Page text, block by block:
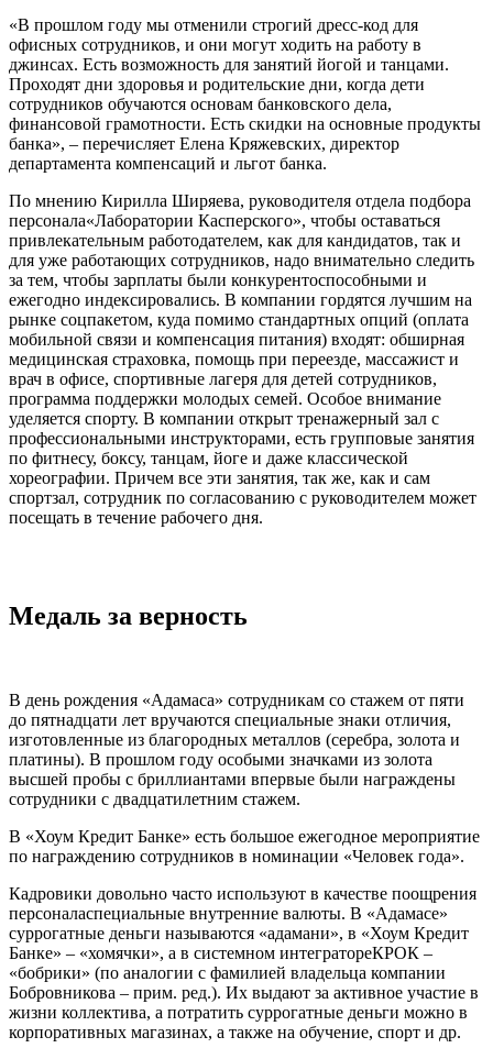
«В прошлом году мы отменили строгий дресс-код для
офисных сотрудников, и они могут ходить на работу в
джинсах. Есть возможность для занятий йогой и танцами.
Проходят дни здоровья и родительские дни, когда дети
сотрудников обучаются основам банковского дела,
финансовой грамотности. Есть скидки на основные продукты
банка», – перечисляет Елена Кряжевских, директор
департамента компенсаций и льгот банка.
По мнению Кирилла Ширяева, руководителя отдела подбора
персонала«Лаборатории Касперского», чтобы оставаться
привлекательным работодателем, как для кандидатов, так и
для уже работающих сотрудников, надо внимательно следить
за тем, чтобы зарплаты были конкурентоспособными и
ежегодно индексировались. В компании гордятся лучшим на
рынке соцпакетом, куда помимо стандартных опций (оплата
мобильной связи и компенсация питания) входят: обширная
медицинская страховка, помощь при переезде, массажист и
врач в офисе, спортивные лагеря для детей сотрудников,
программа поддержки молодых семей. Особое внимание
уделяется спорту. В компании открыт тренажерный зал с
профессиональными инструкторами, есть групповые занятия
по фитнесу, боксу, танцам, йоге и даже классической
хореографии. Причем все эти занятия, так же, как и сам
спортзал, сотрудник по согласованию с руководителем может
посещать в течение рабочего дня.
Медаль за верность
В день рождения «Адамаса» сотрудникам со стажем от пяти
до пятнадцати лет вручаются специальные знаки отличия,
изготовленные из благородных металлов (серебра, золота и
платины). В прошлом году особыми значками из золота
высшей пробы с бриллиантами впервые были награждены
сотрудники с двадцатилетним стажем.
В «Хоум Кредит Банке» есть большое ежегодное мероприятие
по награждению сотрудников в номинации «Человек года».
Кадровики довольно часто используют в качестве поощрения
персоналаспециальные внутренние валюты. В «Адамасе»
суррогатные деньги называются «адамани», в «Хоум Кредит
Банке» – «хомячки», а в системном интегратореКРОК –
«бобрики» (по аналогии с фамилией владельца компании
Бобровникова – прим. ред.). Их выдают за активное участие в
жизни коллектива, а потратить суррогатные деньги можно в
корпоративных магазинах, а также на обучение, спорт и др.